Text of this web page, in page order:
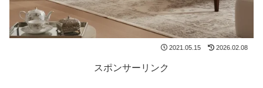
2021.05.15 2026.02.08
スポンサーリンク